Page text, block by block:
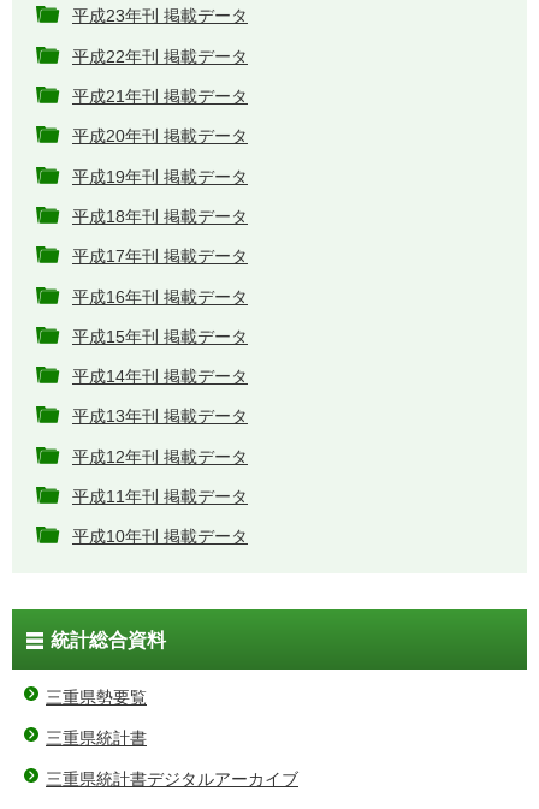
平成23年刊 掲載データ
平成22年刊 掲載データ
平成21年刊 掲載データ
平成20年刊 掲載データ
平成19年刊 掲載データ
平成18年刊 掲載データ
平成17年刊 掲載データ
平成16年刊 掲載データ
平成15年刊 掲載データ
平成14年刊 掲載データ
平成13年刊 掲載データ
平成12年刊 掲載データ
平成11年刊 掲載データ
平成10年刊 掲載データ
統計総合資料
三重県勢要覧
三重県統計書
三重県統計書デジタルアーカイブ